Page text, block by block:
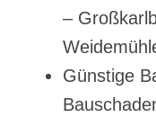
–
Günstige